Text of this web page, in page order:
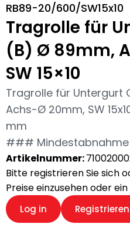
RB89-20/600/SW15x10
Tragrolle für
(B) Ø 89mm,
SW 15×10
Tragrolle für Untergurt
Achs-Ø 20mm, SW
mm
### Mindestabnahme
Artikelnummer:
Bitte registrieren Sie sich
Preise einzusehen oder
Log in Registrieren